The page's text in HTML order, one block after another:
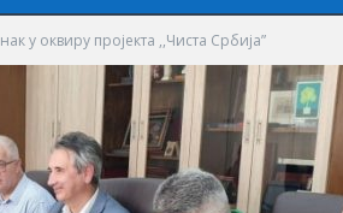
у оквиру пројекта ,,Чиста Србија”